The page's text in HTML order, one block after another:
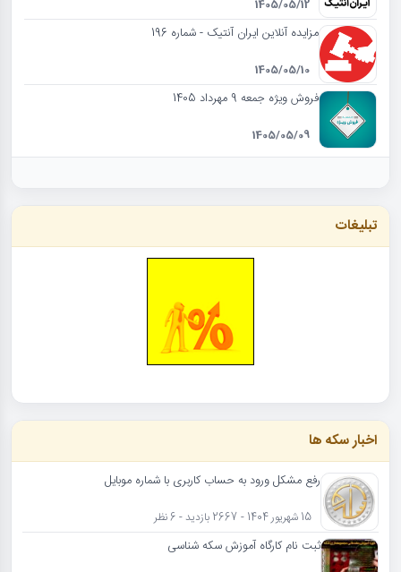
1405/05/12
مزایده آنلاین ایران آنتیک - شماره 196
1405/05/10
فروش ویژه جمعه 9 مهرداد 1405
1405/05/09
تبلیغات
اخبار سکه ها
رفع مشکل ورود به حساب کاربری با شماره موبایل
15 شهریور 1404 - 2667 بازدید - 6 نظر
ثبت نام کارگاه آموزش سکه شناسی